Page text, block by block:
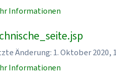
Informationen
Änderung: 1. Oktober 2020,
Informationen